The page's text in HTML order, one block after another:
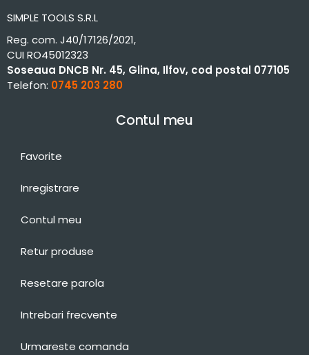
SIMPLE TOOLS S.R.L
Reg. com. J40/17126/2021,
CUI RO45012323
Soseaua DNCB Nr. 45, Glina, Ilfov, cod postal 077105
Telefon: 0745 203 280
Contul meu
Favorite
Inregistrare
Contul meu
Retur produse
Resetare parola
Intrebari frecvente
Urmareste comanda